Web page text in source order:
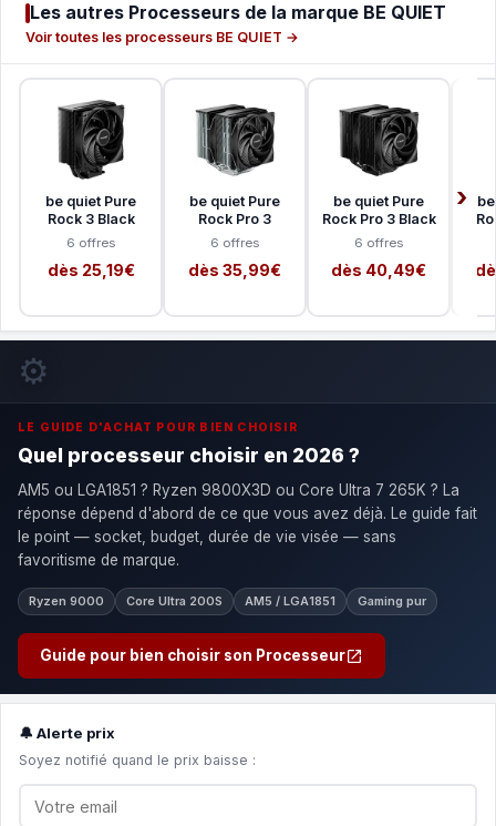
Les autres Processeurs de la marque BE QUIET
Voir toutes les processeurs BE QUIET →
be quiet Pure
Rock 3 Black
6 offres
dès 25,19€
be quiet Pure
Rock Pro 3
6 offres
dès 35,99€
be quiet Pure
Rock Pro 3 Black
6 offres
dès 40,49€
⚙️
LE GUIDE D'ACHAT POUR BIEN CHOISIR
Quel processeur choisir en 2026 ?
AM5 ou LGA1851 ? Ryzen 9800X3D ou Core Ultra 7 265K ? La
réponse dépend d'abord de ce que vous avez déjà. Le guide fait
le point — socket, budget, durée de vie visée — sans
favoritisme de marque.
Ryzen 9000 Core Ultra 200S AM5 / LGA1851 Gaming pur
Guide pour bien choisir son Processeur
🔔 Alerte prix
Soyez notifié quand le prix baisse :